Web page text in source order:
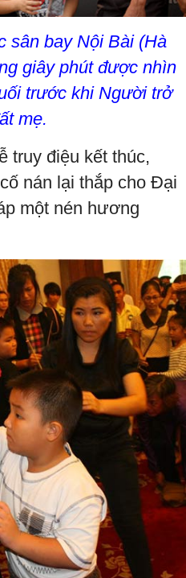
sân bay Nội Bài (Hà
giây phút được nhìn
trước khi Người trở
mẹ.
truy điệu kết thúc,
nán lại thắp cho Đại
một nén hương